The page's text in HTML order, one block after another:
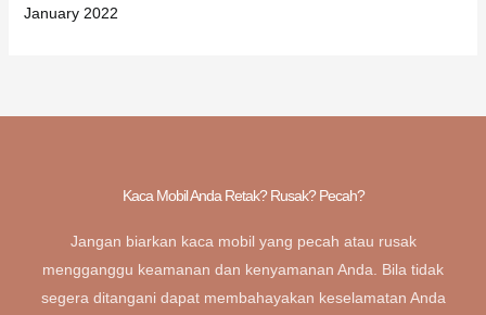
January 2022
Kaca Mobil Anda Retak? Rusak? Pecah?
Jangan biarkan kaca mobil yang pecah atau rusak
mengganggu keamanan dan kenyamanan Anda. Bila tidak
segera ditangani dapat membahayakan keselamatan Anda